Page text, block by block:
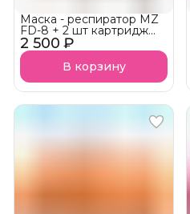
2 500 ₽
Маска - респиратор MZ
FD-8 + 2 шт картридж
фильтр
В корзину